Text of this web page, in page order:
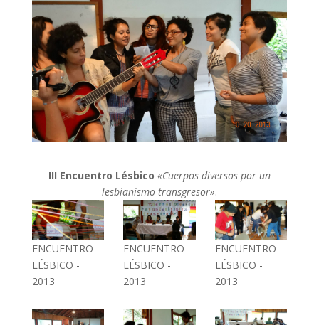
III Encuentro Lésbico «Cuerpos diversos por un
lesbianismo transgresor».
ENCUENTRO
LÉSBICO -
2013
ENCUENTRO
LÉSBICO -
2013
ENCUENTRO
LÉSBICO -
2013